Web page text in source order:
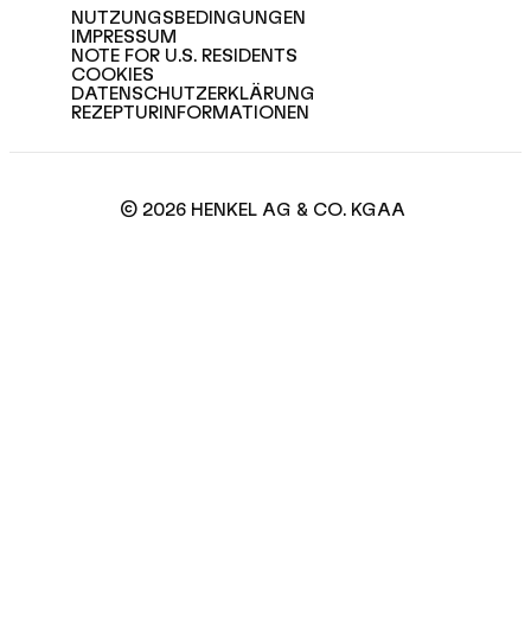
NUTZUNGSBEDINGUNGEN
IMPRESSUM
NOTE FOR U.S. RESIDENTS
COOKIES
DATENSCHUTZERKLÄRUNG
REZEPTURINFORMATIONEN
© 2026 HENKEL AG & CO. KGAA